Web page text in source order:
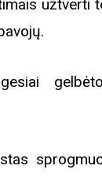
užtverti